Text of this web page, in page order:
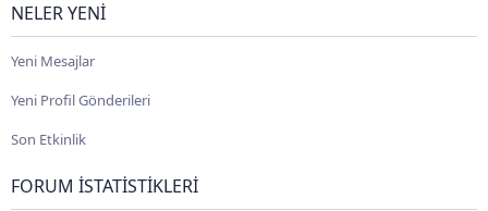
NELER YENI
Yeni Mesajlar
Yeni Profil Gönderileri
Son Etkinlik
FORUM İSTATISTIKLERI